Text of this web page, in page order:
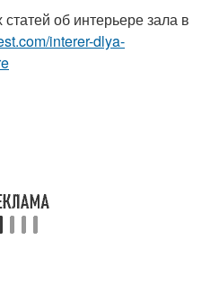
об интерьере зала в
interer-dlya-